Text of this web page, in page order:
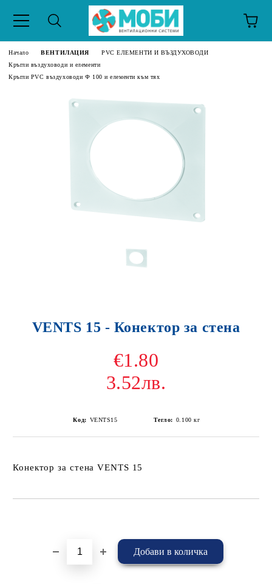
Начало ВЕНТИЛАЦИЯ
PVC ЕЛЕМЕНТИ И ВЪЗДУХОВОДИ
Кръгли въздуховоди и елементи
Кръгли PVC въздуховоди Ф 100 и елементи към тях
VENTS 15 - Конектор за стена
€1.80
3.52лв.
Код: VENTS15 Тегло: 0.100 кг
Конектор за стена VENTS 15